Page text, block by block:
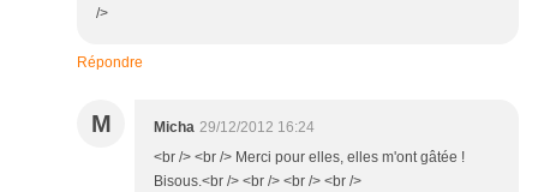
/>
Répondre
M Micha 29/12/2012 16:24
<br /> <br /> Merci pour elles, elles m'ont gâtée !
Bisous.<br /> <br /> <br /> <br />